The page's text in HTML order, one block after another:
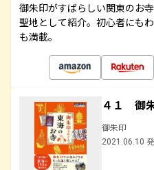
御朱印がすばらしい関東のお
聖地として紹介。初心者にも
も満載。
４１ 御
御朱印
2021.06.10